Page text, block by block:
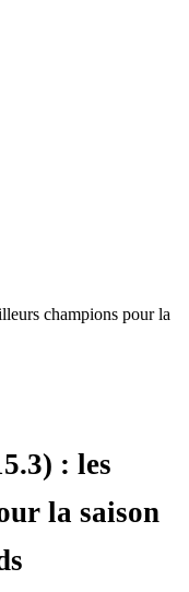
champions pour la
: les
la saison